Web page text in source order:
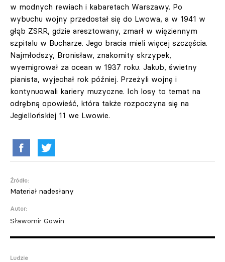
w modnych rewiach i kabaretach Warszawy. Po
wybuchu wojny przedostał się do Lwowa, a w 1941 w
głąb ZSRR, gdzie aresztowany, zmarł w więziennym
szpitalu w Bucharze. Jego bracia mieli więcej szczęścia.
Najmłodszy, Bronisław, znakomity skrzypek,
wyemigrował za ocean w 1937 roku. Jakub, świetny
pianista, wyjechał rok później. Przeżyli wojnę i
kontynuowali kariery muzyczne. Ich losy to temat na
odrębną opowieść, która także rozpoczyna się na
Jegiellońskiej 11 we Lwowie.
Źródło:
Materiał nadesłany
Autor:
Sławomir Gowin
Ludzie